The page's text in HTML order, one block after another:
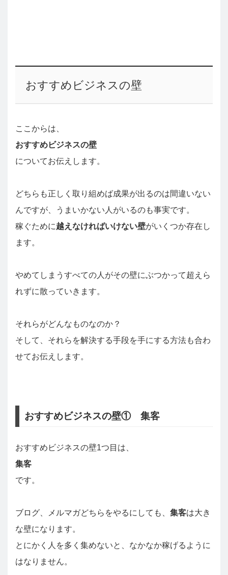
おすすめビジネスの壁
ここからは、
おすすめビジネスの壁
についてお伝えします。
どちらも正しく取り組めば成果が出るのは間違いない
んですが、うまいかない人がいるのも事実です。
稼ぐために越えなければいけない壁がいくつか存在し
ます。
やめてしまうすべての人がその壁にぶつかって超えら
れずに散っていきます。
それらがどんなものなのか？
そして、それらを解決する手段を手にする方法も合わ
せてお伝えします。
おすすめビジネスの壁① 集客
おすすめビジネスの壁1つ目は、
集客
です。
ブログ、メルマガどちらをやるにしても、 集客は大き
な壁になります。
とにかく人を多く集めないと、なかなか稼げるように
はなりません。